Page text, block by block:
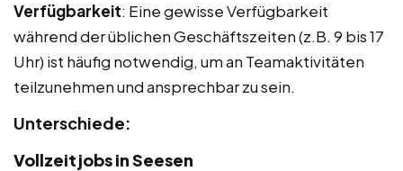
Verfügbarkeit: Eine gewisse Verfügbarkeit
während der üblichen Geschäftszeiten (z.B. 9 bis 17
Uhr) ist häufig notwendig, um an Teamaktivitäten
teilzunehmen und ansprechbar zu sein.
Unterschiede:
Vollzeitjobs in Seesen